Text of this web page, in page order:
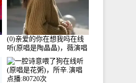
(0)亲爱的你在想我吗在线
听(原唱是陶晶晶)，薇演唱
点播:159722次